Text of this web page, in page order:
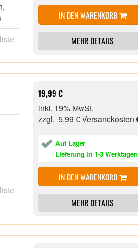
IN DEN WARENKORB
MEHR DETAILS
19,99 €
inkl. 19% MwSt.
zzgl. 5,99 €Versandkosten
Auf Lager
Lieferung in 1-3 Werktagen
IN DEN WARENKORB
MEHR DETAILS